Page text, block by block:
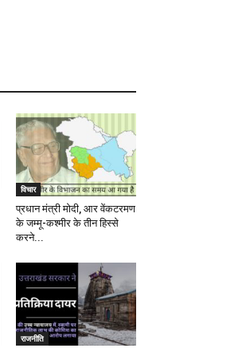
विचार
प्रधान मंत्री मोदी, आर वेंकटरमण
के जम्मू-कश्मीर के तीन हिस्से
करने...
राजनीति